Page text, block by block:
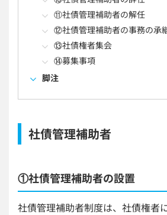
⑪社債管理補助者の解任
⑫社債管理補助者の事務の承
⑬社債権者集会
⑭募集事項
脚注
社債管理補助者
①社債管理補助者の設置
社債管理補助者制度は、社債権者